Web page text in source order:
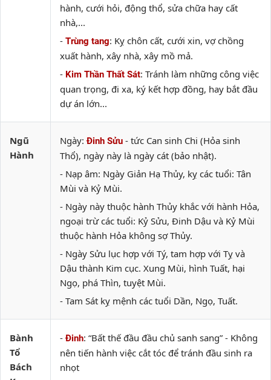
hành, cưới hỏi, động thổ, sửa chữa hay cất
nhà,...
- Trùng tang: Kỵ chôn cất, cưới xin, vợ chồng
xuất hành, xây nhà, xây mồ mả.
- Kim Thần Thất Sát: Tránh làm những công việc
quan trọng, đi xa, ký kết hợp đồng, hay bắt đầu
dự án lớn...
Ngũ
Hành
Ngày:Đinh Sửu - tức Can sinh Chi (Hỏa sinh
Thổ), ngày này là ngày cát (bảo nhật).
- Nạp âm: Ngày Giản Hạ Thủy, kỵ các tuổi: Tân
Mùi và Kỷ Mùi.
- Ngày này thuộc hành Thủy khắc với hành Hỏa,
ngoại trừ các tuổi: Kỷ Sửu, Đinh Dậu và Kỷ Mùi
thuộc hành Hỏa không sợ Thủy.
- Ngày Sửu lục hợp với Tý, tam hợp với Tỵ và
Dậu thành Kim cục. Xung Mùi, hình Tuất, hại
Ngọ, phá Thìn, tuyệt Mùi.
- Tam Sát kỵ mệnh các tuổi Dần, Ngọ, Tuất.
Bành
Tổ
Bách
-Đinh: “Bất thế đầu đầu chủ sanh sang” - Không
nên tiến hành việc cắt tóc để tránh đầu sinh ra
nhọt